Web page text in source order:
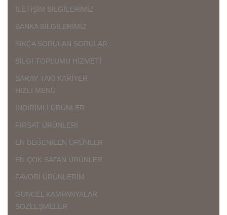
İLETİŞİM BİLGİLERİMİZ
BANKA BİLGİLERİMİZ
SIKÇA SORULAN SORULAR
BİLGİ TOPLUMU HİZMETİ
SARAY TAKI KARİYER
HIZLI MENÜ
İNDİRİMLİ ÜRÜNLER
FIRSAT ÜRÜNLERİ
EN BEĞENİLEN ÜRÜNLER
EN ÇOK SATAN ÜRÜNLER
FAVORİ ÜRÜNLERİM
GÜNCEL KAMPANYALAR
SÖZLEŞMELER